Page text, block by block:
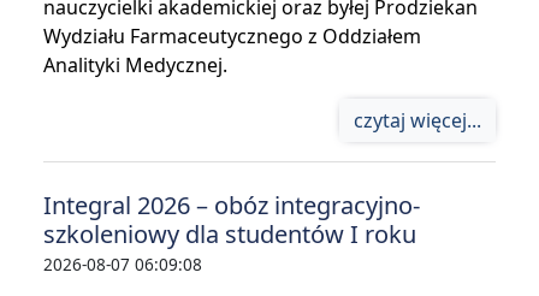
nauczycielki akademickiej oraz byłej Prodziekan
Wydziału Farmaceutycznego z Oddziałem
Analityki Medycznej.
czytaj więcej...
Integral 2026 – obóz integracyjno-
szkoleniowy dla studentów I roku
2026-08-07 06:09:08